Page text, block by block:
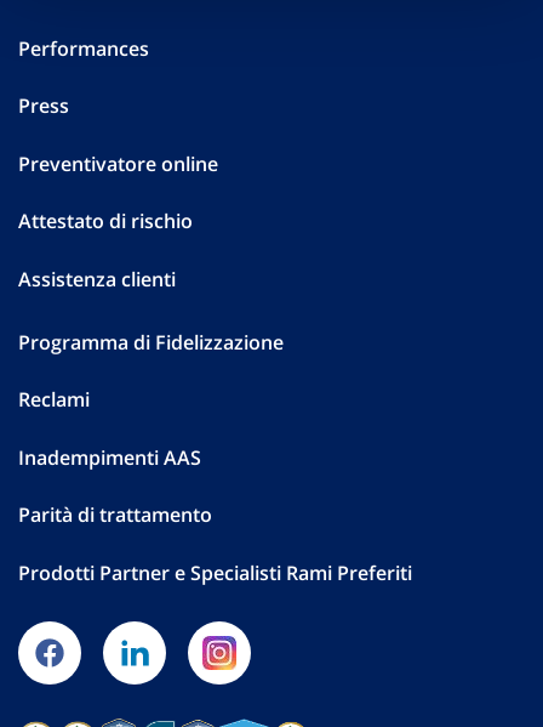
Performances
Press
Preventivatore online
Attestato di rischio
Assistenza clienti
Programma di Fidelizzazione
Reclami
Inadempimenti AAS
Parità di trattamento
Prodotti Partner e Specialisti Rami Preferiti